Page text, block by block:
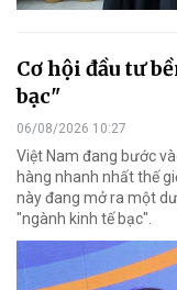
Cơ hội đầu tư
bạc"
06/08/2026 10:27
Việt Nam đang bước
hàng nhanh nhất thế
này đang mở ra một
"ngành kinh tế bạc".